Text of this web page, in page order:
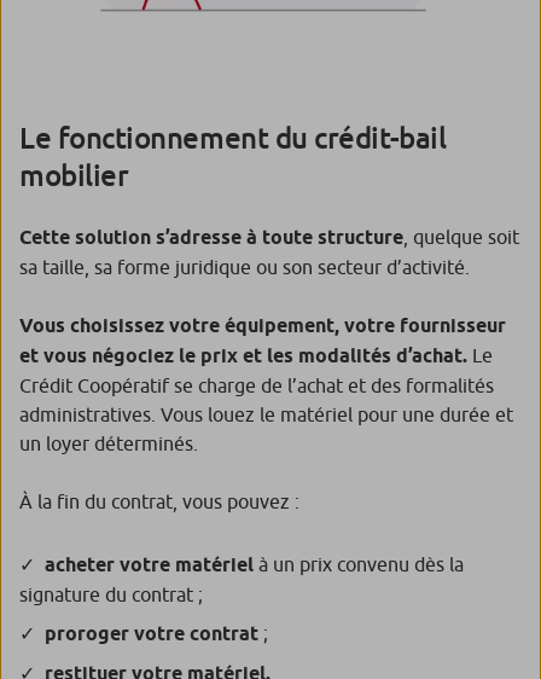
Le fonctionnement du crédit-bail
mobilier
Cette solution s’adresse à toute structure , quelque soit
sa taille, sa forme juridique ou son secteur d’activité.
Vous choisissez votre équipement, votre fournisseur
et vous négociez le prix et les modalités d’achat. Le
Crédit Coopératif se charge de l’achat et des formalités
administratives. Vous louez le matériel pour une durée et
un loyer déterminés.
À la fin du contrat, vous pouvez :
acheter votre matériel à un prix convenu dès la
signature du contrat ;
proroger votre contrat ;
restituer votre matériel.